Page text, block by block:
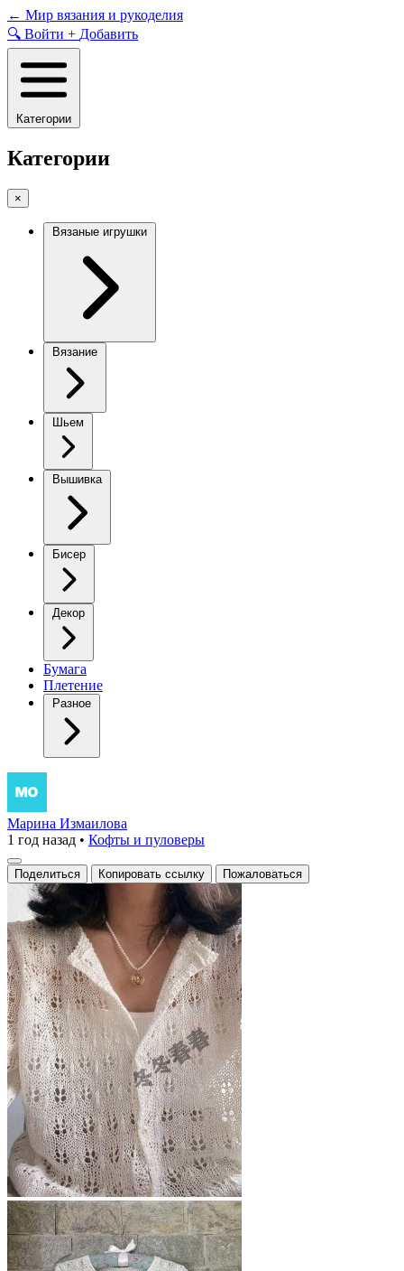
Skip
to
content
← Мир вязания и рукоделия
🔍 Войти + Добавить
Категории
Категории
×
Вязаные игрушки
Вязание
Шьем
Вышивка
Бисер
Декор
Бумага
Плетение
Разное
Кружевной
кардиган
с
ажурной
вязкой
и
мягкими
цветочными
узорами,
создающими
эффект
нежности
и
изящества.
Марина Измаилова
1 год назад • Кофты и пуловеры
Поделиться Копировать ссылку Пожаловаться